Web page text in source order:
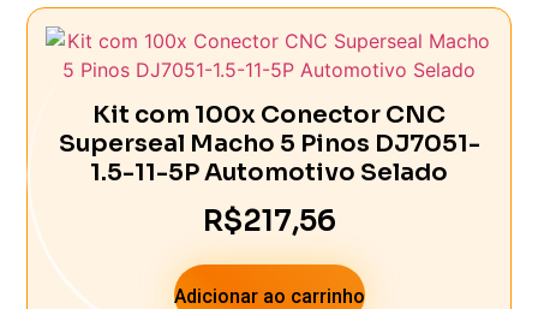
Kit com 100x Conector CNC
Superseal Macho 5 Pinos DJ7051-
1.5-11-5P Automotivo Selado
R$217,56
Adicionar ao carrinho